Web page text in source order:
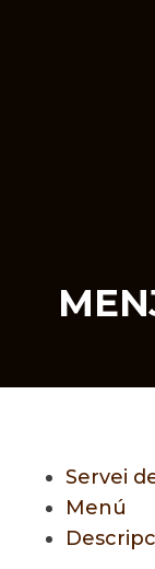
Servei
Menú